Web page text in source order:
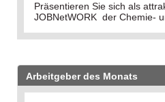
Präsentieren Sie sich als
JOBNetWORK der Chemie-
Arbeitgeber des Monats